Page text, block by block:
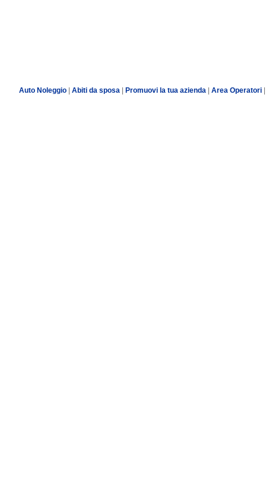
Auto Noleggio| Abiti da sposa| Promuovi la tua azienda Area Operatori